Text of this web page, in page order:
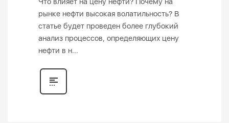
рынке нефти высокая волатильность? В
статье будет проведен более глубокий
анализ процессов, определяющих цену
нефти в н...